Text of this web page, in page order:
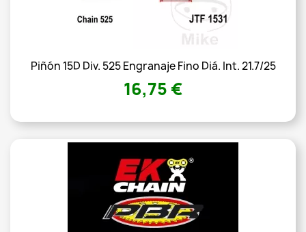
Piñón 15D Div. 525 Engranaje Fino Diá. Int. 21.7/25
16,75 €